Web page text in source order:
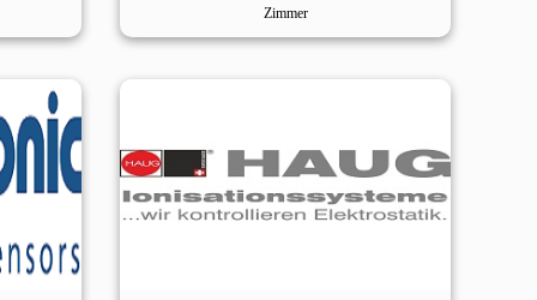
Zimmer